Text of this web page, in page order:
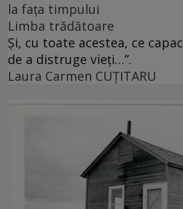
la fața timpului
Limba trădătoare
Și, cu toate acestea, ce
de a distruge vieți…”.
Laura Carmen CUȚITARU